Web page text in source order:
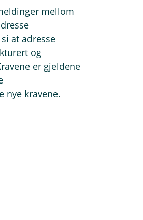
mellom
at adresse
og
er gjeldene
nye kravene.